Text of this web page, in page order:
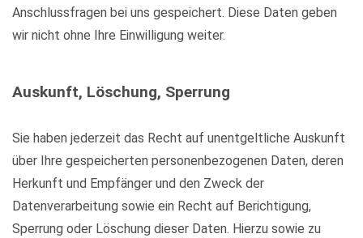
Anschlussfragen bei uns gespeichert. Diese Daten geben
wir nicht ohne Ihre Einwilligung weiter.
Auskunft, Löschung, Sperrung
Sie haben jederzeit das Recht auf unentgeltliche Auskunft
über Ihre gespeicherten personenbezogenen Daten, deren
Herkunft und Empfänger und den Zweck der
Datenverarbeitung sowie ein Recht auf Berichtigung,
Sperrung oder Löschung dieser Daten. Hierzu sowie zu